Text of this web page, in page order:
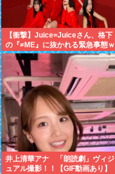
【衝撃】Juice=Juiceさん、格下
の『≠ME』に抜かれる緊急事態ｗ
ｗｗｗｗｗｗｗｗｗｗｗ
井上清華アナ 「朗読劇」ヴィジ
ュアル撮影！！【GIF動画あり】